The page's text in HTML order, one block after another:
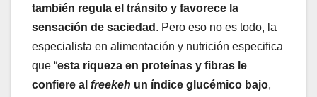
también regula el tránsito y favorece la
sensación de saciedad . Pero eso no es todo, la
especialista en alimentación y nutrición especifica
que “esta riqueza en proteínas y fibras le
confiere al freekeh un índice glucémico bajo,